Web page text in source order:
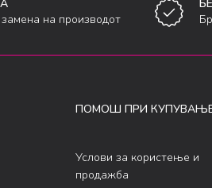
на производот
ПОМОШ ПРИ
Услови за користење и
продажба